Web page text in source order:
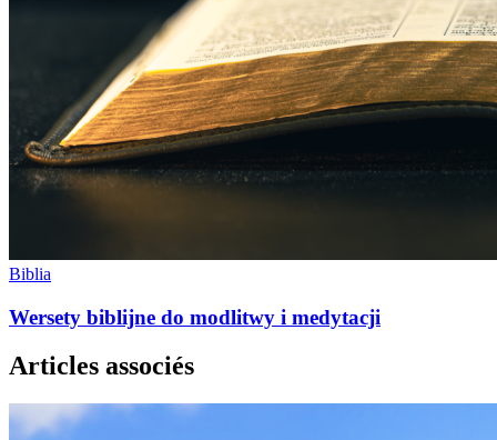
Biblia
Wersety biblijne do modlitwy i medytacji
Articles associés